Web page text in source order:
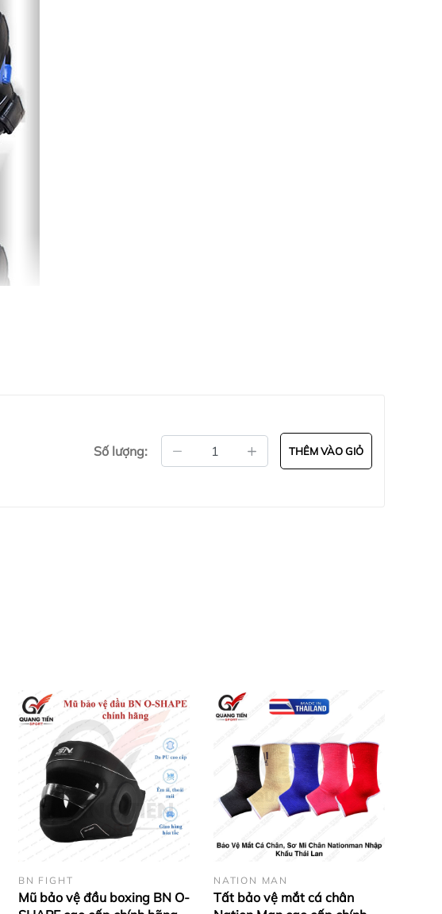
Số lượng: THÊM VÀO GIỎ
BN FIGHT
Mũ bảo vệ đầu boxing BN O-
NATION MAN
Tất bảo vệ mắt cá chân